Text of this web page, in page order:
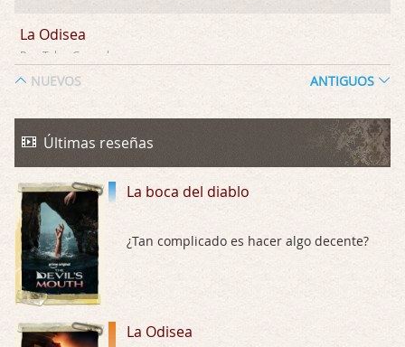
La Odisea
Por: Talan Gwynek
La Odisea
Por: Draghann
Trance
Por: Luar
Buena película, buen director y buenos ac …
El señor de las moscas
Por: Luar
NUEVOS ANTIGUOS
Últimas reseñas
La boca del diablo
¿Tan complicado es hacer algo decente?
La Odisea